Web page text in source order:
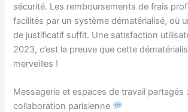
sécurité. Les remboursements de frais
facilités par un système dématérialisé, où
de justificatif suffit. Une satisfaction
2023, c’est la preuve que cette
merveilles !
Messagerie et espaces de travail partagés
collaboration parisienne